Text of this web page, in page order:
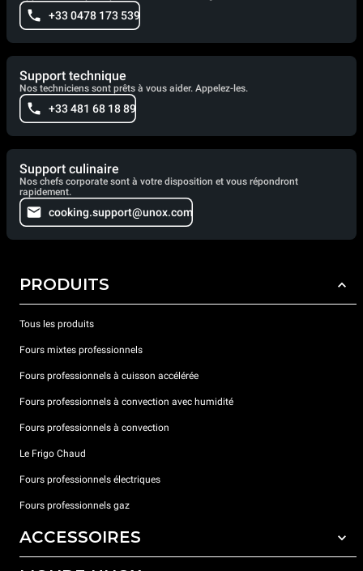
+33 0478 173 539
Support technique
Nos techniciens sont prêts à vous aider. Appelez-les.
+33 481 68 18 89
Support culinaire
Nos chefs corporate sont à votre disposition et vous répondront
rapidement.
cooking.support@unox.com
PRODUITS
Tous les produits
Fours mixtes professionnels
Fours professionnels à cuisson accélérée
Fours professionnels à convection avec humidité
Fours professionnels à convection
Le Frigo Chaud
Fours professionnels électriques
Fours professionnels gaz
ACCESSOIRES